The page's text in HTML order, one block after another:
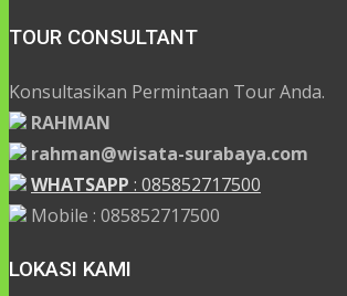
TOUR CONSULTANT
Konsultasikan Permintaan Tour Anda.
RAHMAN
rahman@wisata-surabaya.com
WHATSAPP : 085852717500
Mobile : 085852717500
LOKASI KAMI